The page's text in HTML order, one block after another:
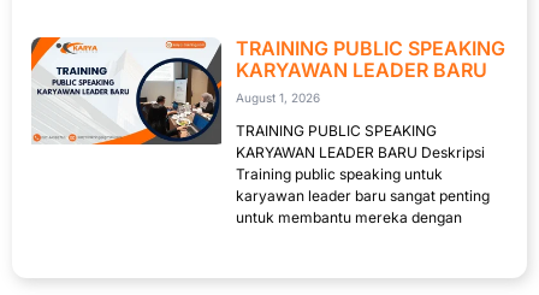
TRAINING PUBLIC SPEAKING
KARYAWAN LEADER BARU
August 1, 2026
TRAINING PUBLIC SPEAKING
KARYAWAN LEADER BARU Deskripsi
Training public speaking untuk
karyawan leader baru sangat penting
untuk membantu mereka dengan